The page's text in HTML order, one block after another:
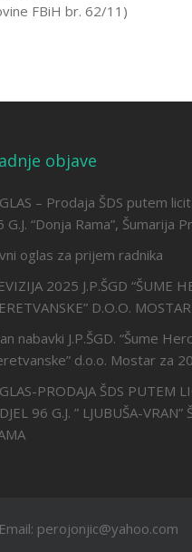
FBiH br. 62/11)
objave
– Prodaja ŠDS putem
G.J. “Donja Rama”, Šumarija
oglas za prijem radnika
2025 J.P.ŠGD “ŠUME
D.O.O. MOSTAR
nabavki J.P.ŠGD. “Šume
d.o.o. Mostar za
PRODAJA ŠDS PUTEM
96 G.J. ” LJUBUŠA-
perojonjic@yahoo.com